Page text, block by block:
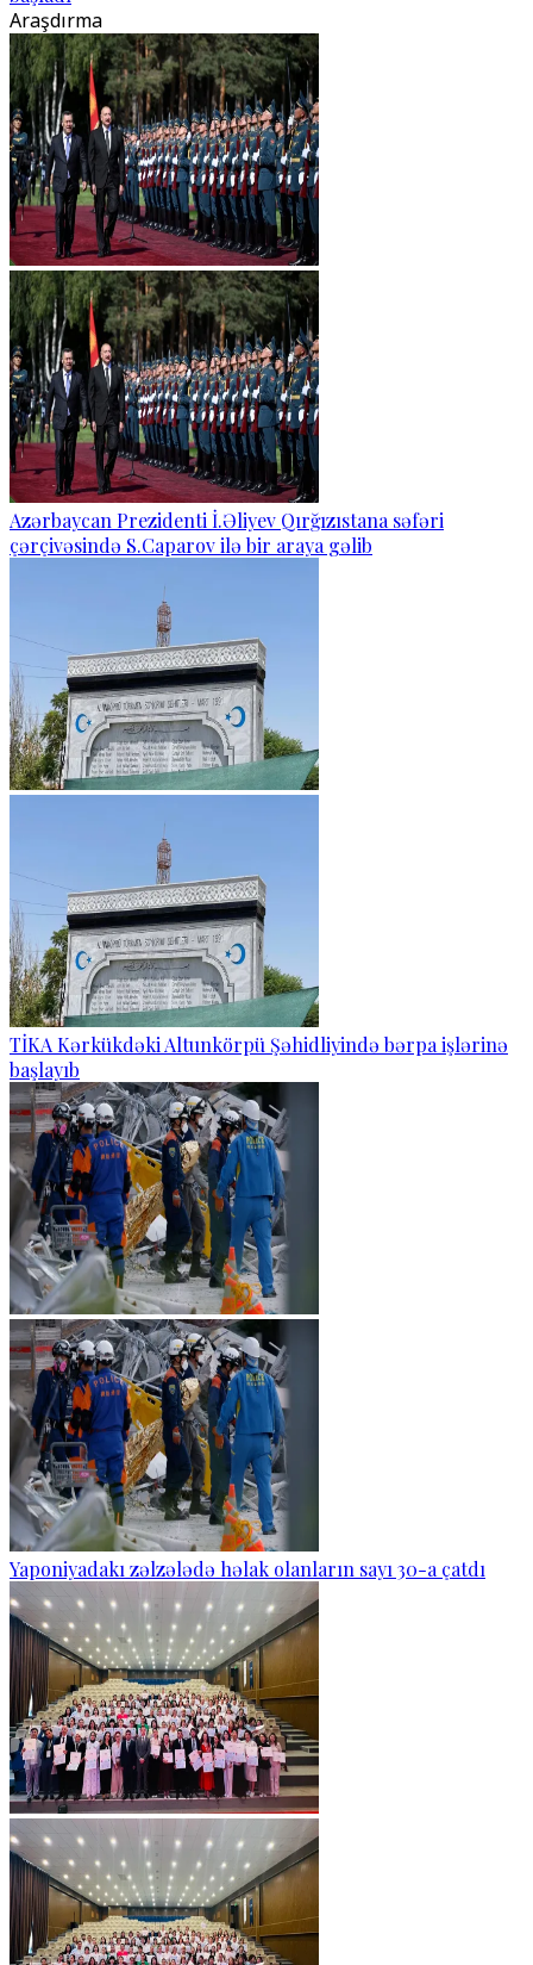
Araşdırma
Azərbaycan Prezidenti İ.Əliyev Qırğızıstana səfəri
çərçivəsində S.Caparov ilə bir araya gəlib
TİKA Kərkükdəki Altunkörpü Şəhidliyində bərpa işlərinə
başlayıb
Yaponiyadakı zəlzələdə həlak olanların sayı 30-a çatdı